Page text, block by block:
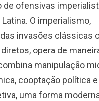
de ofensivas
O imperialismo,
invasões clássicas
opera de
manipulação
cooptação política e
uma forma